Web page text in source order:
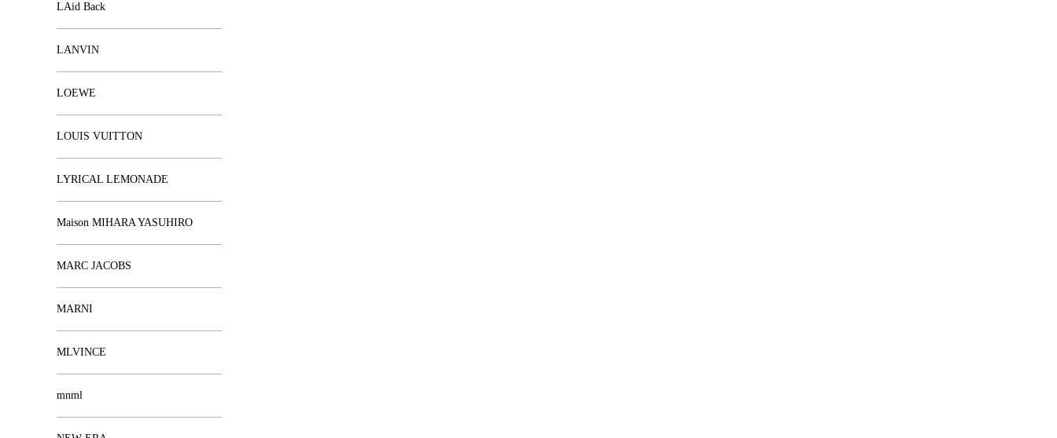
LAid Back
LANVIN
LOEWE
LOUIS VUITTON
LYRICAL LEMONADE
Maison MIHARA YASUHIRO
MARC JACOBS
MARNI
MLVINCE
mnml